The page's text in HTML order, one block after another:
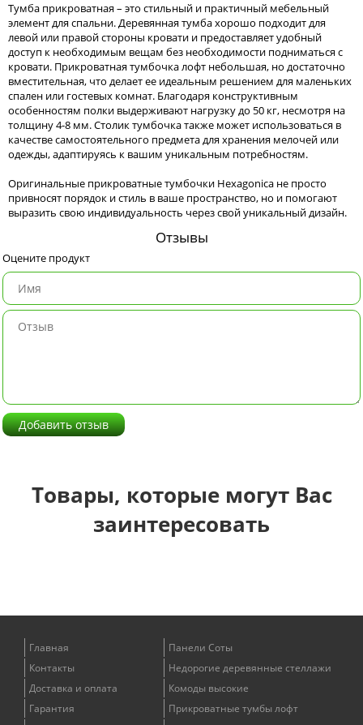
Тумба прикроватная – это стильный и практичный мебельный
элемент для спальни. Деревянная тумба хорошо подходит для
левой или правой стороны кровати и предоставляет удобный
доступ к необходимым вещам без необходимости подниматься с
кровати. Прикроватная тумбочка лофт небольшая, но достаточно
вместительная, что делает ее идеальным решением для маленьких
спален или гостевых комнат. Благодаря конструктивным
особенностям полки выдерживают нагрузку до 50 кг, несмотря на
толщину 4-8 мм. Столик тумбочка также может использоваться в
качестве самостоятельного предмета для хранения мелочей или
одежды, адаптируясь к вашим уникальным потребностям.
Оригинальные прикроватные тумбочки Hexagonica не просто
привносят порядок и стиль в ваше пространство, но и помогают
выразить свою индивидуальность через свой уникальный дизайн.
Отзывы
Оцените продукт
Добавить отзыв
Товары, которые могут Вас
заинтересовать
Главная
Контакты
Доставка и оплата
Гарантия
Панели Соты
Недорогие деревянные стеллажи
Комоды высокие
Прикроватные тумбы лофт